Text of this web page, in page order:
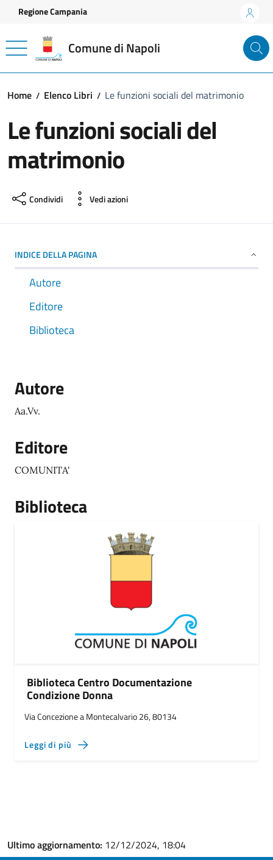
Vai ai contenuti
Vai al footer
Regione Campania
Comune di Napoli
Home Elenco Libri Le funzioni sociali del matrimonio
Le funzioni sociali del
matrimonio
Condividi Vedi azioni
INDICE DELLA PAGINA
Autore
Editore
Biblioteca
Autore
Aa.Vv.
Editore
COMUNITA'
Biblioteca
Biblioteca Centro Documentazione
Condizione Donna
Via Concezione a Montecalvario 26, 80134
Leggi di più
Ultimo aggiornamento: 12/12/2024, 18:04